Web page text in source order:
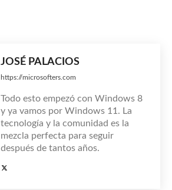
JOSÉ PALACIOS
https://microsofters.com
Todo esto empezó con Windows 8
y ya vamos por Windows 11. La
tecnología y la comunidad es la
mezcla perfecta para seguir
después de tantos años.